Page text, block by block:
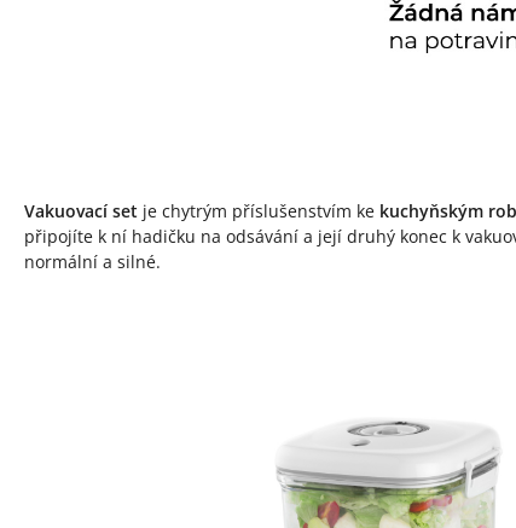
Vakuovací set je chytrým příslušenstvím ke kuchyňským
připojíte k ní hadičku na odsávání a její druhý konec k
normální a silné.